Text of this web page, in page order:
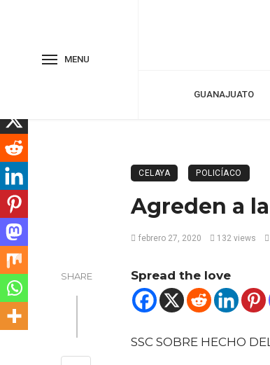
MENU
GUANAJUATO
CELAYA POLICÍACO
Agreden a
febrero 27, 2020 132 views
SHARE Spread the love
SSC SOBRE HECHO